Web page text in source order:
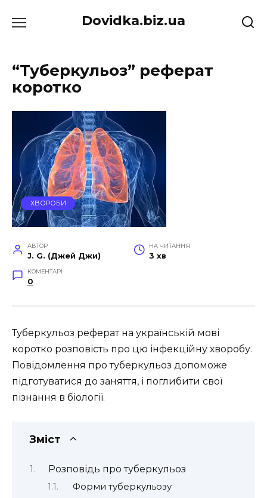
до
Dovidka.biz.ua
“Туберкульоз” реферат
коротко
ХВОРОБИ
АВТОР
J. G. (Джей Джи)
НА ЧИТАННЯ
3 хв
КОМЕНТАРІ
0
Туберкульоз реферат на українській мові
коротко розповість про цю інфекційну хворобу.
Повідомлення про туберкульоз допоможе
підготуватися до заняття, і поглибити свої
пізнання в біології.
Зміст
Розповідь про туберкульоз
Форми туберкульозу